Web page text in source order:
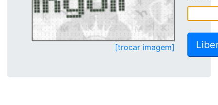
[trocar imagem]